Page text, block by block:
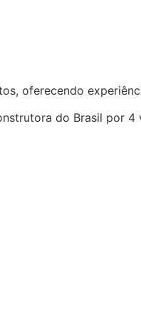
oferecendo
do Brasil por